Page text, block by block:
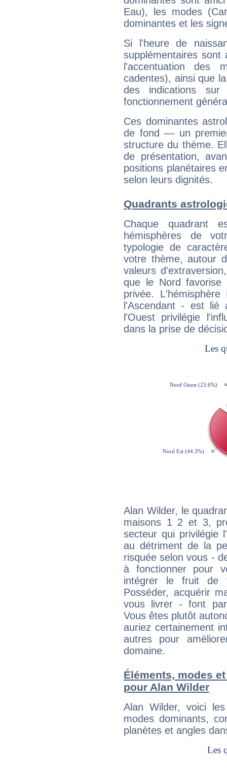
Eau), les modes
dominantes et les
Si l'heure de
supplémentaires sont
l'accentuation des
cadentes), ainsi que
des indications sur
fonctionnement
Ces dominantes
de fond — un
structure du thème.
de présentation,
positions planétaires
selon leurs dignités.
Quadrants
Chaque quadrant
hémisphères de
typologie de
votre thème, autour
valeurs
que le Nord favorise
privée.
l'Ascendant - est
l'Ouest privilégie
dans la prise de
Alan Wilder, le
maisons 1 2 et 3,
secteur qui privilégie
au détriment de la
risquée selon vous -
à fonctionner pour
intégrer le fruit de
Posséder, acquérir
vous livrer - font
Vous êtes plutôt
auriez certainement
autres pour
domaine.
Éléments, modes
pour Alan Wilder
Alan Wilder, voici
modes dominants,
planètes et angles